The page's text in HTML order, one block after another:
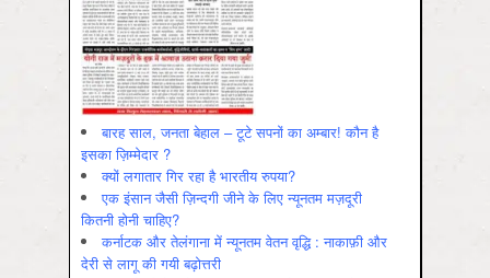
बारह साल, जनता बेहाल – टूटे सपनों का अम्बार! कौन है
इसका ज़िम्मेदार ?
क्यों लगातार गिर रहा है भारतीय रुपया?
एक इंसान जैसी ज़िन्दगी जीने के लिए न्यूनतम मज़दूरी
कितनी होनी चाहिए?
कर्नाटक और तेलंगाना में न्यूनतम वेतन वृद्धि : नाकाफ़ी और
देरी से लागू की गयी बढ़ोत्तरी